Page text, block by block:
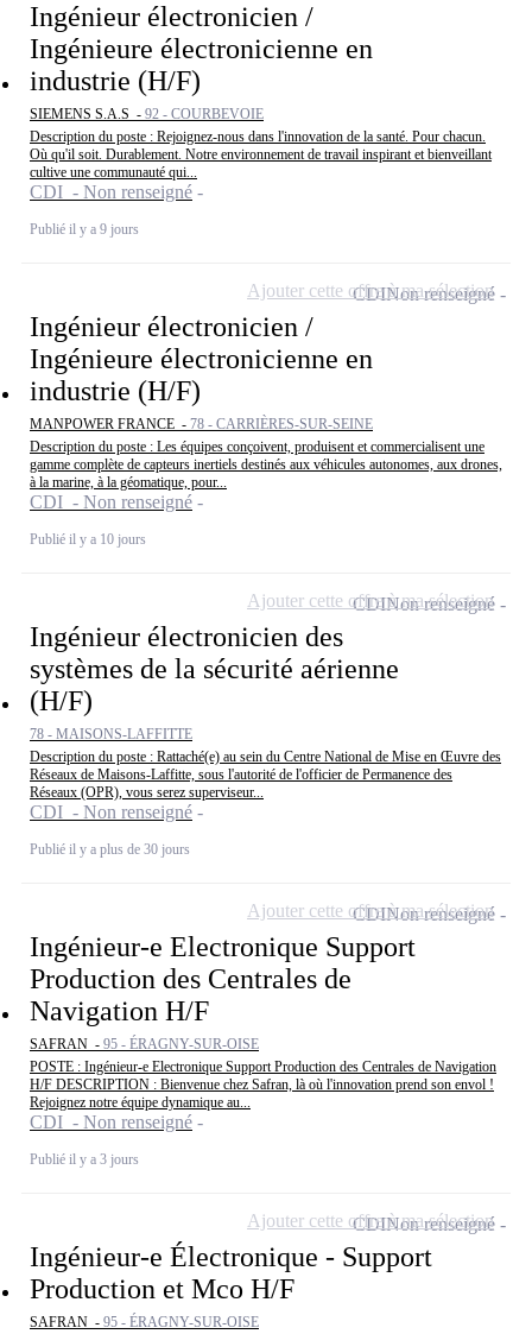
Ingénieur électronicien /
Ingénieure électronicienne en
industrie (H/F)
SIEMENS S.A.S - 92 - COURBEVOIE
Description du poste : Rejoignez-nous dans l'innovation de la santé. Pour chacun.
Où qu'il soit. Durablement. Notre environnement de travail inspirant et bienveillant
cultive une communauté qui...
CDI - Non renseigné
Publié il y a 9 jours
Ingénieur électronicien /
Ingénieure électronicienne en
industrie (H/F)
MANPOWER FRANCE - 78 - CARRIÈRES-SUR-SEINE
Description du poste : Les équipes conçoivent, produisent et commercialisent une
gamme complète de capteurs inertiels destinés aux véhicules autonomes, aux drones,
à la marine, à la géomatique, pour...
CDI - Non renseigné
Publié il y a 10 jours
CDINon renseigné
Ajouter cette offre à ma sélection
Ingénieur électronicien des
systèmes de la sécurité aérienne
(H/F)
78 - MAISONS-LAFFITTE
Description du poste : Rattaché(e) au sein du Centre National de Mise en Œuvre des
Réseaux de Maisons-Laffitte, sous l'autorité de l'officier de Permanence des
Réseaux (OPR), vous serez superviseur...
CDI - Non renseigné
Publié il y a plus de 30 jours
CDINon renseigné
Ajouter cette offre à ma sélection
Ingénieur-e Electronique Support
Production des Centrales de
Navigation H/F
SAFRAN - 95 - ÉRAGNY-SUR-OISE
POSTE : Ingénieur-e Electronique Support Production des Centrales de Navigation
H/F DESCRIPTION : Bienvenue chez Safran, là où l'innovation prend son envol !
Rejoignez notre équipe dynamique au...
CDI - Non renseigné
Publié il y a 3 jours
CDINon renseigné
Ajouter cette offre à ma sélection
Ingénieur-e Électronique - Support
Production et Mco H/F
SAFRAN - 95 - ÉRAGNY-SUR-OISE
CDINon renseigné
Ajouter cette offre à ma sélection